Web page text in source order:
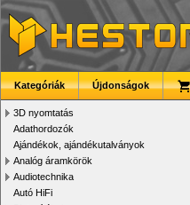
Kategóriák Újdonságok
3D nyomtatás
Adathordozók
Ajándékok, ajándékutalványok
Analóg áramkörök
Audiotechnika
Autó HiFi